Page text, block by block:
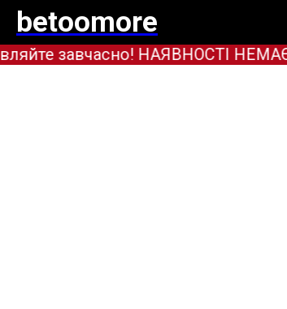
betoomore
завчасно! НАЯВНОСТІ НЕМАЄ!